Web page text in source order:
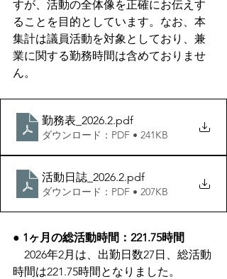
すが、活動の全体像を正確にお伝えす
ることを目的としています。なお、本
集計は議員活動を対象としており、兼
業に関する勤務時間は含めておりませ
ん。
勤務表_2026.2.pdf
ダウンロード：PDF • 241KB
活動日誌_2026.2.pdf
ダウンロード：PDF • 207KB
● 1ヶ月の総活動時間：221.75時間
2026年2月は、出勤日数27日、総活動
時間は221.75時間となりました。